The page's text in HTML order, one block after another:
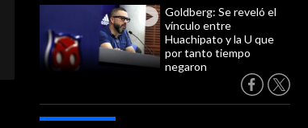
Goldberg: Se reveló el
vínculo entre
Huachipato y la U que
por tanto tiempo
negaron